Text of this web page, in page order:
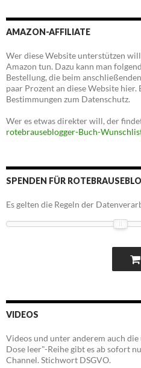
AMAZON-AFFILIATE
Wer diese Website unterstützen
Amazon tun. Dazu kann man
Bestellung, die beim
paar Prozent an diese Website hier.
Bestimmungen zum Datenschutz.
Wer es etwas direkter will, der
rotebrauseblogger-Buch-
SPENDEN FÜR
Es gelten die Regeln der
VIDEOS
Videos und unter anderem auch
Dose leer"-Reihe gibt es ab sofort
Channel. Stichwort DSGVO.